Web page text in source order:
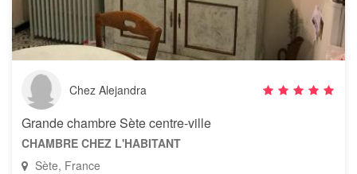
Chez Alejandra
Grande chambre Sète centre-ville
CHAMBRE CHEZ L'HABITANT
Sète, France